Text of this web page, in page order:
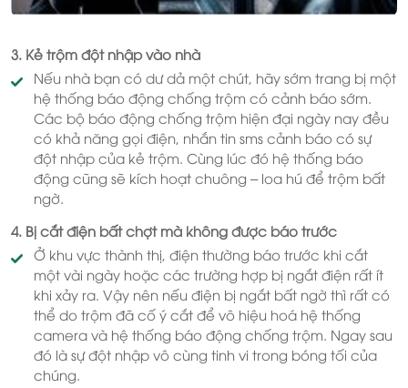
3. Kẻ trộm đột nhập vào nhà
Nếu nhà bạn có dư dả một chút, hãy sớm trang bị một
hệ thống báo động chống trộm có cảnh báo sớm.
Các bộ báo động chống trộm hiện đại ngày nay đều
có khả năng gọi điện, nhắn tin sms cảnh báo có sự
đột nhập của kẻ trộm. Cùng lúc đó hệ thống báo
động cũng sẽ kích hoạt chuông – loa hú để trộm bất
ngờ.
4. Bị cắt điện bất chợt mà không được báo trước
Ở khu vực thành thị, điện thường báo trước khi cắt
một vài ngày hoặc các trường hợp bị ngắt điện rất ít
khi xảy ra. Vậy nên nếu điện bị ngắt bất ngờ thì rất có
thể do trộm đã cố ý cắt để vô hiệu hoá hệ thống
camera và hệ thống báo động chống trộm. Ngay sau
đó là sự đột nhập vô cùng tinh vi trong bóng tối của
chúng.